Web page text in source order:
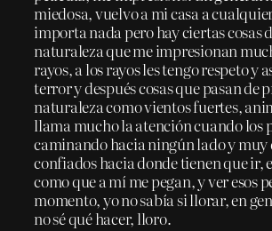
miedosa, vuelvo a mi casa a
importa nada pero hay ciertas cosas
naturaleza que me impresionan
rayos, a los rayos les tengo respeto y
terror y después cosas que pasan de
naturaleza como vientos fuertes,
llama mucho la atención cuando los
caminando hacia ningún lado y muy
confiados hacia donde tienen que ir,
como que a mí me pegan, y ver esos
momento, yo no sabía si llorar, en
no sé qué hacer, lloro.